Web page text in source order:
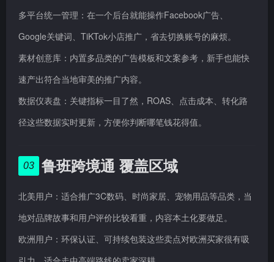
多平台统一管理：在一个后台就能操作Facebook广告、
Google关键词、TiKTok小店推广，省去切换账号的麻烦。
素材创意库：内置多品类的广告模板和文案参考，新手也能快
速产出符合当地审美的推广内容。
数据仪表盘：关键指标一目了然，ROAS、点击成本、转化路
径这些数据实时更新，方便你判断哪笔钱花得值。
03 鲁班跨境通 覆盖区域
北美用户：适合推广3C数码、时尚家居、宠物用品等品类，当
地对品牌故事和用户评价比较看重，内容本土化要做足。
欧洲用户：环保认证、可持续包装这些卖点对欧洲买家很有吸